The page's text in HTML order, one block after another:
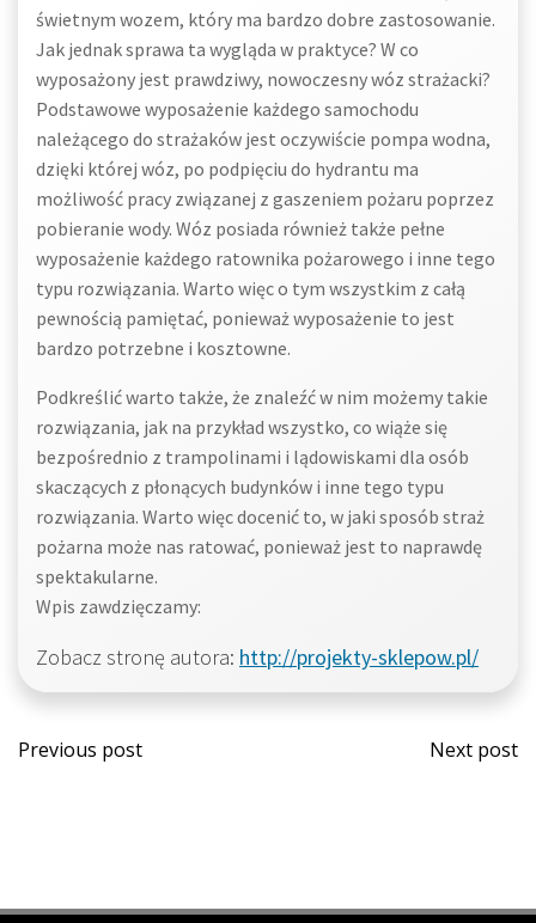
świetnym wozem, który ma bardzo dobre zastosowanie.
Jak jednak sprawa ta wygląda w praktyce? W co
wyposażony jest prawdziwy, nowoczesny wóz strażacki?
Podstawowe wyposażenie każdego samochodu
należącego do strażaków jest oczywiście pompa wodna,
dzięki której wóz, po podpięciu do hydrantu ma
możliwość pracy związanej z gaszeniem pożaru poprzez
pobieranie wody. Wóz posiada również także pełne
wyposażenie każdego ratownika pożarowego i inne tego
typu rozwiązania. Warto więc o tym wszystkim z całą
pewnością pamiętać, ponieważ wyposażenie to jest
bardzo potrzebne i kosztowne.
Podkreślić warto także, że znaleźć w nim możemy takie
rozwiązania, jak na przykład wszystko, co wiąże się
bezpośrednio z trampolinami i lądowiskami dla osób
skaczących z płonących budynków i inne tego typu
rozwiązania. Warto więc docenić to, w jaki sposób straż
pożarna może nas ratować, ponieważ jest to naprawdę
spektakularne.
Wpis zawdzięczamy:
Zobacz stronę autora: http://projekty-sklepow.pl/
Post
Previous post
Post
Next post